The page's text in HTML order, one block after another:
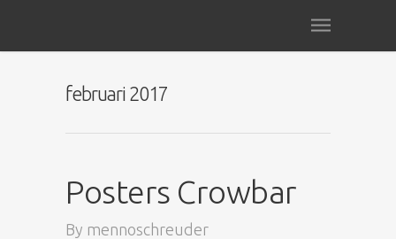
februari 2017
Posters Crowbar
By mennoschreuder